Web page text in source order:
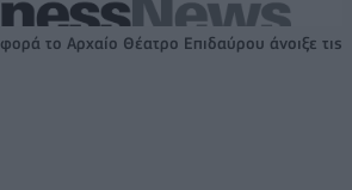
το Αρχαίο Θέατρο Επιδαύρου άνοιξε τις